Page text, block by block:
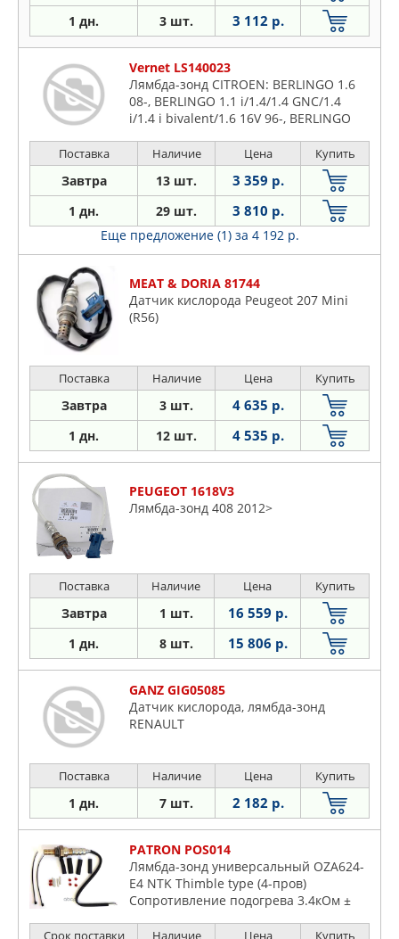
1 дн. 3 шт. 3 112 р.
Vernet LS140023
Лямбда-зонд CITROEN: BERLINGO 1.6
08-, BERLINGO 1.1 i/1.4/1.4 GNC/1.4
i/1.4 i bivalent/1.6 16V 96-, BERLINGO
i/1.4 bivalent/1.
Поставка Наличие Цена Купить
Завтра 13 шт. 3 359 р.
1 дн. 29 шт. 3 810 р.
Еще предложение (1) за 4 192 р.
MEAT & DORIA 81744
Датчик кислорода Peugeot 207 Mini
(R56)
Поставка Наличие Цена Купить
Завтра 3 шт. 4 635 р.
1 дн. 12 шт. 4 535 р.
PEUGEOT 1618V3
Лямбда-зонд 408 2012>
Поставка Наличие Цена Купить
Завтра 1 шт. 16 559 р.
1 дн. 8 шт. 15 806 р.
GANZ GIG05085
Датчик кислорода, лямбда-зонд
RENAULT
Поставка Наличие Цена Купить
1 дн. 7 шт. 2 182 р.
PATRON POS014
Лямбда-зонд универсальный OZA624-
E4 NTK Thimble type (4-пров)
Сопротивление подогрева 3.4кОм ±
Срок поставки Наличие Цена Купить